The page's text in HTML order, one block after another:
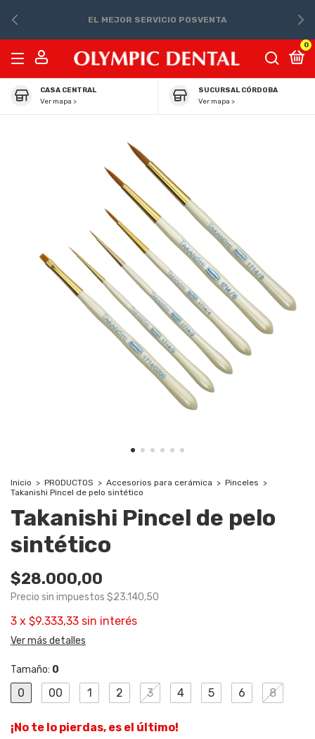
EL MEJOR SERVICIO POSVENTA
0
CASA CENTRAL
Ver mapa >
SUCURSAL CÓRDOBA
Ver mapa >
Inicio > PRODUCTOS > Accesorios para cerámica > Pinceles >
Takanishi Pincel de pelo sintético
Takanishi Pincel de pelo
sintético
$28.000,00
Precio sin impuestos $23.140,50
3 x $9.333,33 sin interés
Ver más detalles
Tamaño: 0
0 00 1 2 3 4 5 6 8
¡No te lo pierdas, es el último!